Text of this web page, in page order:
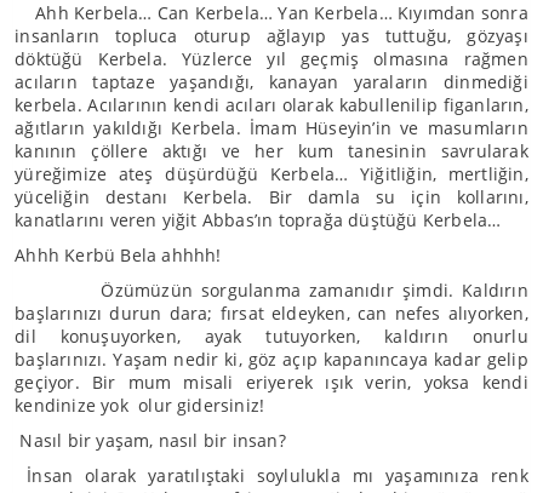
Ahh Kerbela… Can Kerbela… Yan Kerbela… Kıyımdan sonra
insanların topluca oturup ağlayıp yas tuttuğu, gözyaşı
döktüğü Kerbela. Yüzlerce yıl geçmiş olmasına rağmen
acıların taptaze yaşandığı, kanayan yaraların dinmediği
kerbela. Acılarının kendi acıları olarak kabullenilip figanların,
ağıtların yakıldığı Kerbela. İmam Hüseyin’in ve masumların
kanının çöllere aktığı ve her kum tanesinin savrularak
yüreğimize ateş düşürdüğü Kerbela… Yiğitliğin, mertliğin,
yüceliğin destanı Kerbela. Bir damla su için kollarını,
kanatlarını veren yiğit Abbas’ın toprağa düştüğü Kerbela…
Ahhh Kerbü Bela ahhhh!
Özümüzün sorgulanma zamanıdır şimdi. Kaldırın
başlarınızı durun dara; fırsat eldeyken, can nefes alıyorken,
dil konuşuyorken, ayak tutuyorken, kaldırın onurlu
başlarınızı. Yaşam nedir ki, göz açıp kapanıncaya kadar gelip
geçiyor. Bir mum misali eriyerek ışık verin, yoksa kendi
kendinize yok olur gidersiniz!
Nasıl bir yaşam, nasıl bir insan?
İnsan olarak yaratılıştaki soylulukla mı yaşamınıza renk